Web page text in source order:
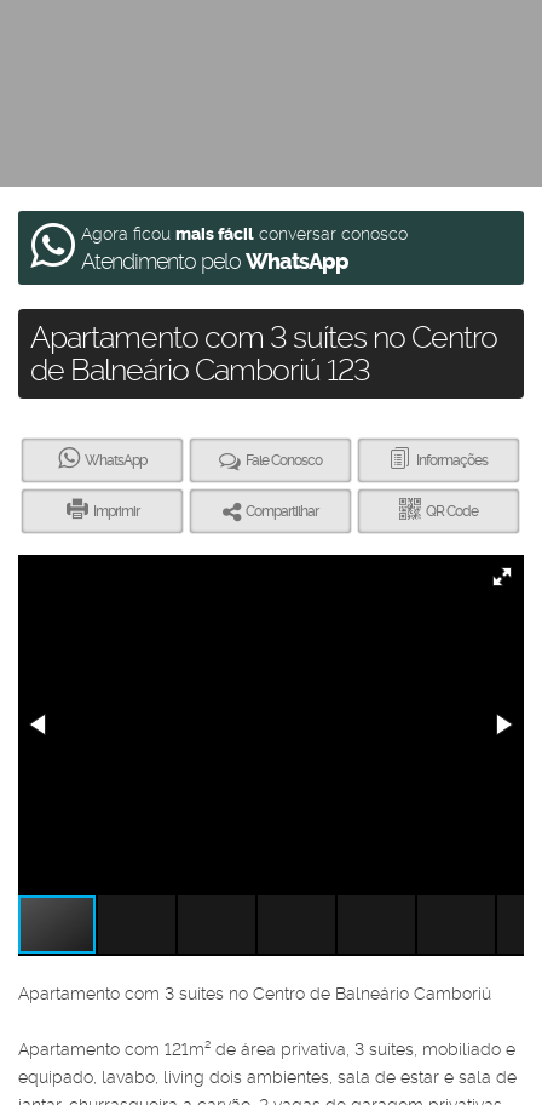
Agora ficou mais fácil conversar conosco
Atendimento peloWhatsApp
Apartamento com 3 suítes no Centro
de Balneário Camboriú 123
WhatsApp Fale Conosco Informações
Imprimir Compartilhar QR Code
Apartamento com 3 suítes no Centro de Balneário Camboriú
Apartamento com 121m² de área privativa, 3 suítes, mobiliado e
equipado, lavabo, living dois ambientes, sala de estar e sala de